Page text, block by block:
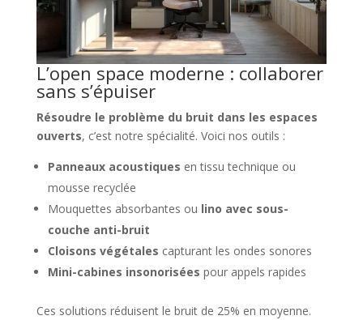
L’open space moderne : collaborer
sans s’épuiser
Résoudre le problème du bruit dans les espaces
ouverts, c’est notre spécialité. Voici nos outils :
Panneaux acoustiques en tissu technique ou
mousse recyclée
Mouquettes absorbantes ou lino avec sous-
couche anti-bruit
Cloisons végétales capturant les ondes sonores
Mini-cabines insonorisées pour appels rapides
Ces solutions réduisent le bruit de 25% en moyenne.